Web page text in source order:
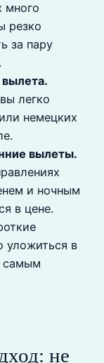
много
резко
за пару
легко
немецких
вылеты.
и ночным
в цене.
уложиться в
самым
не